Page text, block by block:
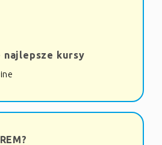
najlepsze kursy